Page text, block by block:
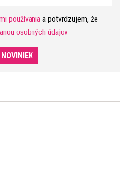
používania a potvrdzujem, že
osobných údajov